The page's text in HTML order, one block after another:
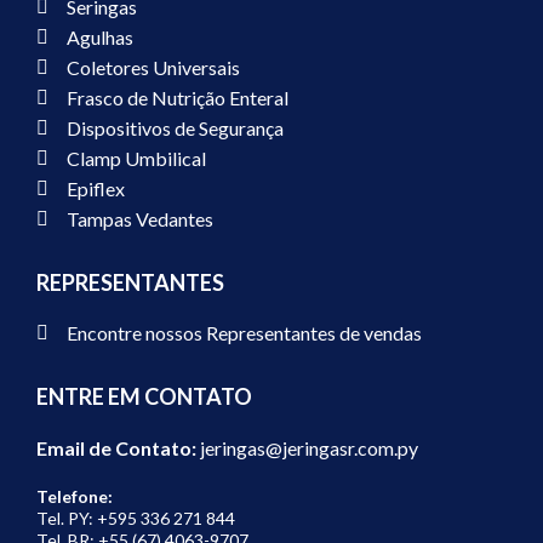
Seringas
Agulhas
Coletores Universais
Frasco de Nutrição Enteral
Dispositivos de Segurança
Clamp Umbilical
Epiflex
Tampas Vedantes
REPRESENTANTES
Encontre nossos Representantes de vendas
ENTRE EM CONTATO
Email de Contato: jeringas@jeringasr.com.py
Telefone:
Tel. PY: +595 336 271 844